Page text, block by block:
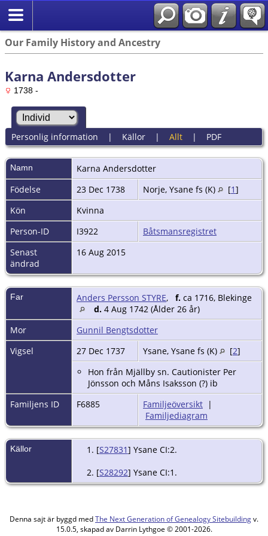
Our Family History and Ancestry
Karna Andersdotter
1738 -
Personlig information | Källor| Allt| PDF
Namn Karna Andersdotter
Födelse
23 Dec 1738 Norje, Ysane fs (K) [1]
Kön
Kvinna
Person-ID
I3922
Båtsmansregistret
Senast
ändrad
16 Aug 2015
Far Anders Persson STYRE, f. ca 1716, Blekinge
d. 4 Aug 1742 (Ålder 26 år)
Mor
Gunnil Bengtsdotter
Vigsel
27 Dec 1737 Ysane, Ysane fs (K) [2]
Hon från Mjällby sn. Cautionister Per
Jönsson och Måns Isaksson (?) ib
Familjens ID
F6885 Familjeöversikt |
Familjediagram
Källor [S27831] Ysane CI:2.
[S28292] Ysane CI:1.
Denna sajt är byggd medThe Next Generation of Genealogy Sitebuildingv.
15.0.5, skapad av Darrin Lythgoe © 2001-2026.